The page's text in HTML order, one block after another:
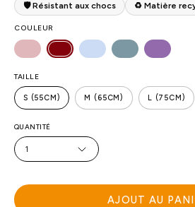
🛡 Résistant aux chocs
♻️ Matière
COULEUR
TAILLE
S (55CM) M (65CM) L (75CM)
QUANTITÉ
1
AJOUT AU